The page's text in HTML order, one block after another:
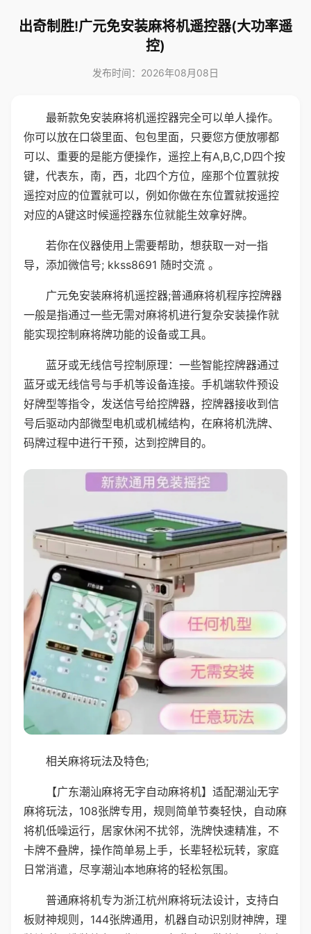
出奇制胜!广元免安装麻将机遥控器(大功率遥
控)
发布时间：2026年08月08日
最新款免安装麻将机遥控器完全可以单人操作。
你可以放在口袋里面、包包里面，只要您方便放哪都
可以、重要的是能方便操作，遥控上有A,B,C,D四个按
键，代表东，南，西，北四个方位，座那个位置就按
遥控对应的位置就可以，例如你做在东位置就按遥控
对应的A键这时候遥控器东位就能生效拿好牌。
若你在仪器使用上需要帮助，想获取一对一指
导，添加微信号; kkss8691 随时交流 。
广元免安装麻将机遥控器;普通麻将机程序控牌器
一般是指通过一些无需对麻将机进行复杂安装操作就
能实现控制麻将牌功能的设备或工具。
蓝牙或无线信号控制原理：一些智能控牌器通过
蓝牙或无线信号与手机等设备连接。手机端软件预设
好牌型等指令，发送信号给控牌器，控牌器接收到信
号后驱动内部微型电机或机械结构，在麻将机洗牌、
码牌过程中进行干预，达到控牌目的。
相关麻将玩法及特色;
【广东潮汕麻将无字自动麻将机】适配潮汕无字
麻将玩法，108张牌专用，规则简单节奏轻快，自动麻
将机低噪运行，居家休闲不扰邻，洗牌快速精准，不
卡牌不叠牌，操作简单易上手，长辈轻松玩转，家庭
日常消遣，尽享潮汕本地麻将的轻松氛围。
普通麻将机专为浙江杭州麻将玩法设计，支持白
板财神规则，144张牌通用，机器自动识别财神牌，理